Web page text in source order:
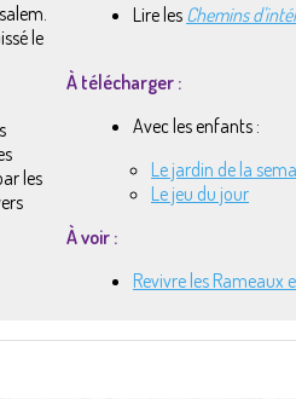
le
les
Lire les Chemins
À télécharger :
Avec les enfants :
Le jardin de la
Le jeu du jour
À voir :
Revivre les